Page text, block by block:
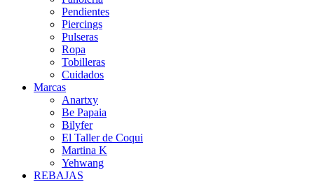
Pendientes
Piercings
Pulseras
Ropa
Tobilleras
Cuidados
Marcas
Anartxy
Be Papaia
Bilyfer
El Taller de Coqui
Martina K
Yehwang
REBAJAS